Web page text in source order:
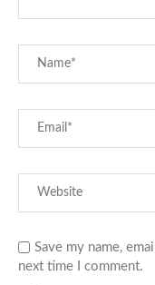
Save my name,
next time I comment.